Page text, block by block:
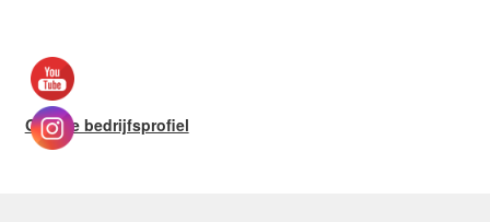
Google bedrijfsprofiel